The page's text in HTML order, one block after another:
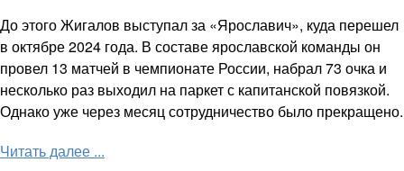
До этого Жигалов выступал за «Ярославич», куда перешел
в октябре 2024 года. В составе ярославской команды он
провел 13 матчей в чемпионате России, набрал 73 очка и
несколько раз выходил на паркет с капитанской повязкой.
Однако уже через месяц сотрудничество было прекращено.
Читать далее ...